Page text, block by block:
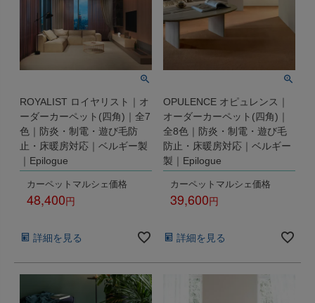
ROYALIST ロイヤリスト｜オ
ーダーカーペット(四角)｜全7
色｜防炎・制電・遊び毛防
止・床暖房対応｜ベルギー製
｜Epilogue
カーペットマルシェ価格
48,400
詳細を見る
OPULENCE オピュレンス｜
オーダーカーペット(四角)｜
全8色｜防炎・制電・遊び毛
防止・床暖房対応｜ベルギー
製｜Epilogue
カーペットマルシェ価格
39,600
詳細を見る